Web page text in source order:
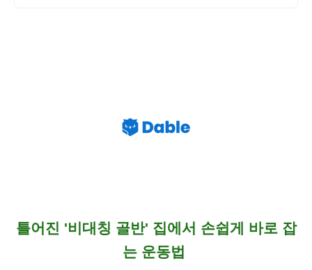
틀어진 '비대칭 골반' 집에서 손쉽게 바로 잡
는 운동법